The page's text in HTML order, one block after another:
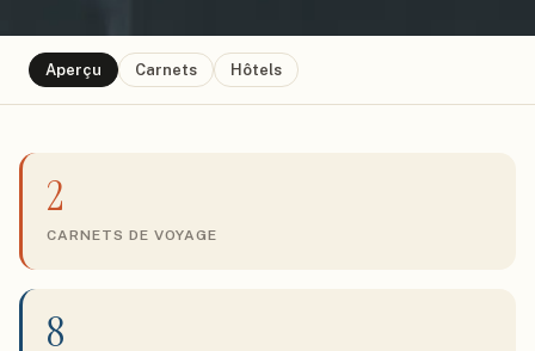
Aperçu Carnets Hôtels
2
CARNETS DE VOYAGE
8